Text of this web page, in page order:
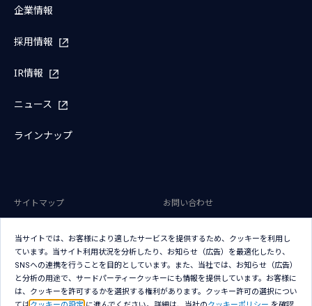
企業情報
採用情報
IR情報
ニュース
ラインナップ
サイトマップ
お問い合わせ
アクセシビリティポリシー
クッキー（Cookie）ポリシー
クッキー（Cookie）プリファレン
ス
当サイトでは、お客様により適したサービスを提供するため、クッキーを利用し
ています。当サイト利用状況を分析したり、お知らせ（広告）を最適化したり、
SNSへの連携を行うことを目的としています。また、当社では、お知らせ（広告）
と分析の用途で、サードパーティークッキーにも情報を提供しています。お客様に
は、クッキーを許可するかを選択する権利があります。クッキー許可の選択につい